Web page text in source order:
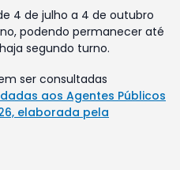
4 de julho a 4 de outubro
podendo permanecer até
segundo turno.
ser consultadas
aos Agentes Públicos
elaborada pela